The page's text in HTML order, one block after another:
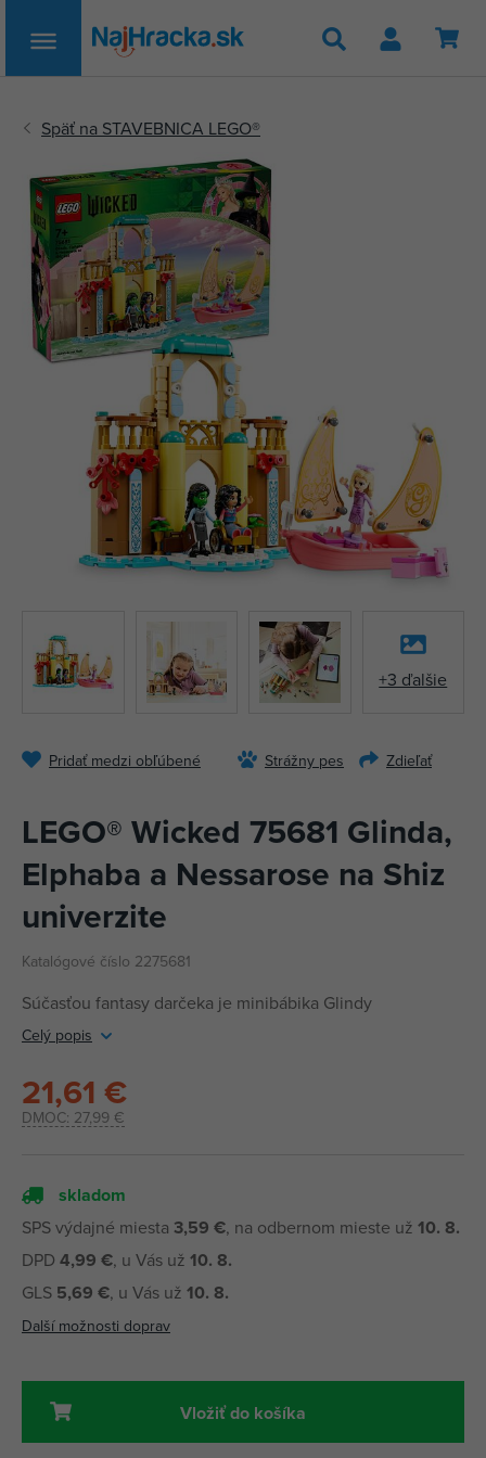
Hľadať
+3 ďalšie
Pridať medzi obľúbené Strážny pes Zdieľať
LEGO® Wicked 75681 Glinda,
Elphaba a Nessarose na Shiz
univerzite
Katalógové číslo 2275681
Súčasťou fantasy darčeka je minibábika Glindy
Celý popis
DMOC: 27,99 €
21,61 €
skladom
SPS výdajné miesta 3,59 €, na odbernom mieste už 10. 8.
DPD 4,99 €, u Vás už 10. 8.
GLS 5,69 €, u Vás už 10. 8.
Další možnosti doprav
Vložiť do košíka